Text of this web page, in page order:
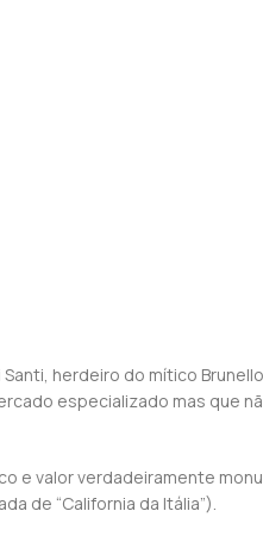
herdeiro do mítico
especializado mas que
e valor verdadeiramente
de “California da Itália”).